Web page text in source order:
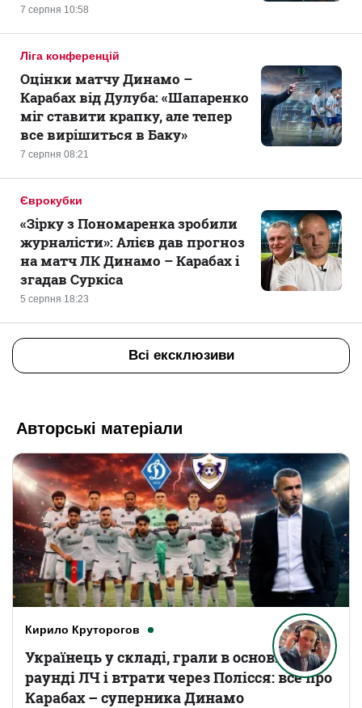
7 серпня 10:58
Ліга конференцій
7 серпня 08:21
Оцінки матчу Динамо –
Карабах від Дулуба: «Шапаренко
міг ставити крапку, але тепер
все вирішиться в Баку»
Єврокубки
5 серпня 18:23
«Зірку з Пономаренка зробили
журналісти»: Алієв дав прогноз
на матч ЛК Динамо – Карабах і
згадав Суркіса
Всі ексклюзиви
Авторські матеріали
Кирило Круторогов
Українець у складі, грали в основному
раунді ЛЧ і втрати через Полісся: все про
Карабах – суперника Динамо